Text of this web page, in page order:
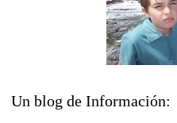
Un blog de Información: